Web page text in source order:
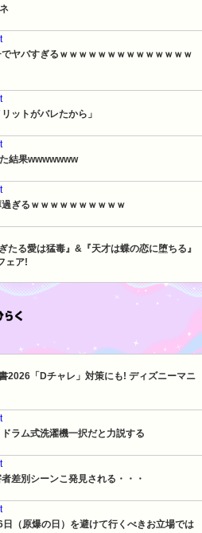
ヤバすぎるｗｗｗｗｗｗｗｗｗｗｗｗｗｗ
ットがバレたから」
結果wwwwwww
ぎるｗｗｗｗｗｗｗｗｗｗ
たる愛は猛毒』&『天才は蝶の恋に堕ちる』
ェア!
2026「Dチャレ」対策にも! ディズニーマニ
ラム式洗濯機一択だと力説する
差別シーンこ発見される・・・
（原爆の日）を避けて行くべきお立場では